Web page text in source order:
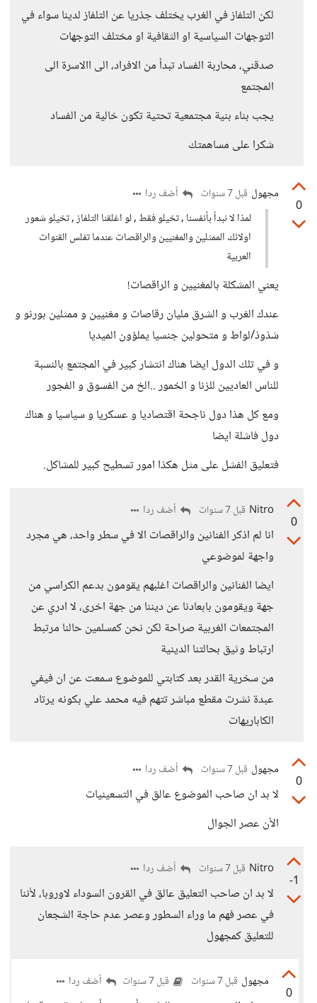
لكن التلفاز في الغرب يختلف جذريا عن التلفاز لدينا سواء في
التوجهات السياسية او الثقافية او مختلف التوجهات
صدقني، محاربة الفساد تبدأ من الافراد، الى االاسرة الى
المجتمع
يجب بناء بنية مجتمعية تحتية تكون خالية من الفساد
شكرا على مساهمتك
0
مجهول قبل 7 سنوات
أضف ردا
لمذا لا نبدأ بأنفسنا , تخيلو فقط , لو اغلقنا التلفاز , تخيلو شعور
اولائك الممثلين والمغنيين والراقصات عندما تفلس القنوات
العربية
يعني المشكلة بالمغنيين و الراقصات!
عندك الغرب و الشرق مليان رقاصات و مغنيين و ممثلين بورنو و
شذوذ/لواط و متحولين جنسيا يملؤون الميديا
و في تلك الدول ايضا هناك انتشار كبير في المجتمع بالنسبة
للناس العاديين للزنا و الخمور ..الخ من الفسوق و الفجور
ومع كل هذا دول ناجحة اقتصاديا و عسكريا و سياسيا و هناك
دول فاشلة ايضا
فتعليق الفشل على مثل هكذا امور تسطيح كبير للمشاكل.
0
Nitro قبل 7 سنوات أضف ردا
انا لم اذكر الفنانين والراقصات الا في سطر واحد، هي مجرد
واجهة لموضوعي
ايضا الفنانين والراقصات اغلبهم يقومون بدعم الكراسي من
جهة ويقومون بابعادنا عن ديننا من جهة اخرى، لا ادري عن
المجتمعات الغربية صراحة لكن نحن كمسلمين حالنا مرتبط
ارتباط وثيق بحالتنا الدينية
من سخرية القدر بعد كتابتي للموضوع سمعت عن ان فيفي
عبدة نشرت مقطع مباشر تتهم فيه محمد علي بكونه يرتاد
الكاباريهات
0
مجهول قبل 7 سنوات أضف ردا
لا بد ان صاحب الموضوع عالق في التسعينيات
الأن عصر الجوال
-1
Nitro قبل 7 سنوات أضف ردا
لا بد ان صاحب التعليق عالق في القرون السوداء لاوروبا، لأننا
في عصر فهم ما وراء السطور وعصر عدم حاجة الشجعان
للتعليق كمجهول
0
مجهول قبل 7 سنوات قبل 7 سنوات أضف ردا